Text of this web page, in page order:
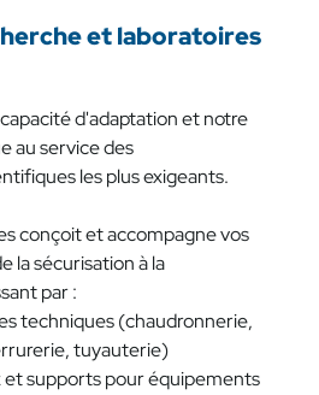
et laboratoires
d'adaptation et notre
au service des
les plus exigeants.
conçoit et accompagne vos
la sécurisation à la
par :
techniques (chaudronnerie,
tuyauterie)
et supports pour équipements